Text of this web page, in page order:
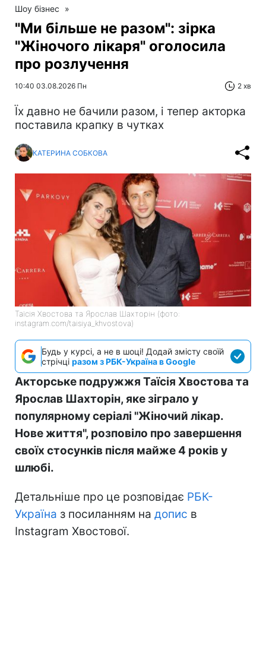
Шоу бізнес »
"Ми більше не разом": зірка
"Жіночого лікаря" оголосила
про розлучення
10:40 03.08.2026 Пн 2 хв
Їх давно не бачили разом, і тепер акторка
поставила крапку в чутках
КАТЕРИНА СОБКОВА
Таїсія Хвостова та Ярослав Шахторін (фото:
instagram.com/taisiya_khvostova)
Будь у курсі, а не в шоці! Додай змісту своїй
стрічці разом з РБК-Україна в Google
Акторське подружжя Таїсія Хвостова та
Ярослав Шахторін, яке зіграло у
популярному серіалі "Жіночий лікар.
Нове життя", розповіло про завершення
своїх стосунків після майже 4 років у
шлюбі.
Детальніше про це розповідає РБК-
Україна з посиланням на допис в
Instagram Хвостової.